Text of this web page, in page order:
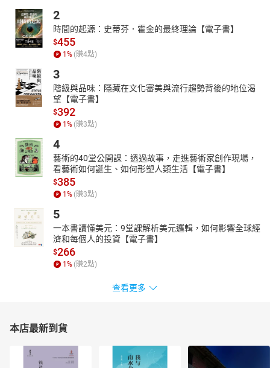
2
時間的起源：史蒂芬．霍金的最終理論【電子書】
$455
1 % (賺4點)
3
階級與品味：隱藏在文化審美與流行趨勢背後的地位渴
望【電子書】
$392
1 % (賺3點)
4
藝術的40堂公開課：透過故事，走進藝術家創作現場，
看藝術如何誕生、如何形塑人類生活【電子書】
$385
1 % (賺3點)
5
一本書讀懂美元：9堂課解析美元邏輯，如何影響全球經
濟和每個人的投資【電子書】
$266
1 % (賺2點)
查看更多
本店最新到貨